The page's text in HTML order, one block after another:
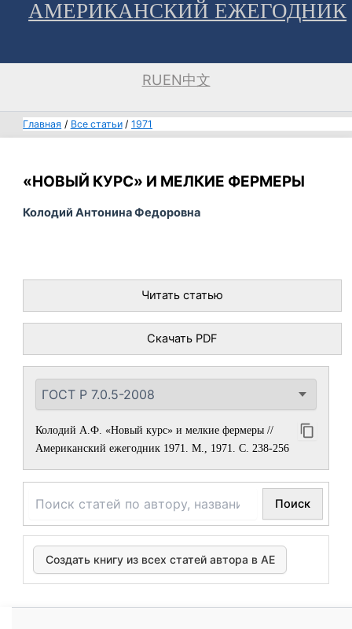
ПерейтиАМЕРИКАНСКИЙ ЕЖЕГОДНИК
RUEN中文
Главная Все статьи 1971
«НОВЫЙ КУРС» И МЕЛКИЕ ФЕРМЕРЫ
Колодий Антонина Федоровна
Читать статью
Скачать PDF
Колодий А.Ф. «Новый курс» и мелкие фермеры //
Американский ежегодник 1971. М., 1971. С. 238-256
Поиск
Создать книгу из всех статей автора в АЕ